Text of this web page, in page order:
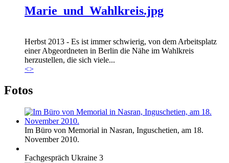
Marie_und_Wahlkreis.jpg
Herbst 2013 - Es ist immer schwierig, von dem Arbeitsplatz
einer Abgeordneten in Berlin die Nähe im Wahlkreis
herzustellen, die sich viele...
<>
Fotos
Im Büro von Memorial in Nasran, Inguschetien, am 18.
November 2010.
Fachgespräch Ukraine 3